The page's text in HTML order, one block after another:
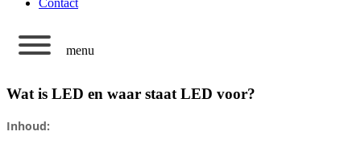
Contact
menu
Wat is LED en waar staat LED voor?
Inhoud: